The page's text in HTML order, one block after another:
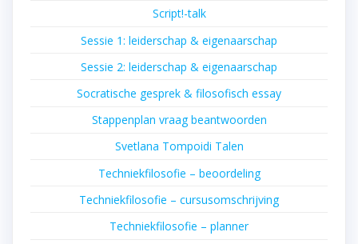
Script!-talk
Sessie 1: leiderschap & eigenaarschap
Sessie 2: leiderschap & eigenaarschap
Socratische gesprek & filosofisch essay
Stappenplan vraag beantwoorden
Svetlana Tompoidi Talen
Techniekfilosofie – beoordeling
Techniekfilosofie – cursusomschrijving
Techniekfilosofie – planner